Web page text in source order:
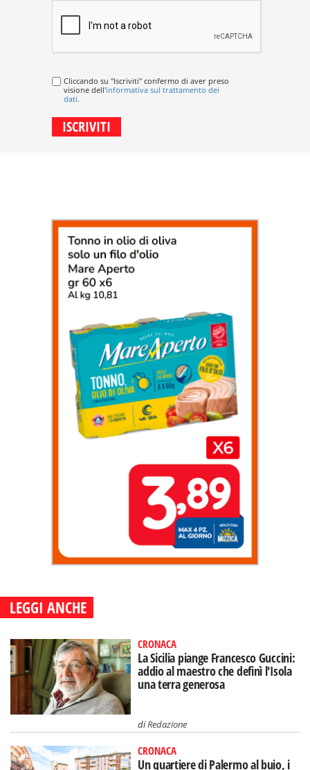
Cliccando su "Iscriviti" confermo di aver preso
visione dell'informativa sul trattamento dei
dati.
LEGGI ANCHE
CRONACA
La Sicilia piange Francesco Guccini:
addio al maestro che definì l'Isola
una terra generosa
diRedazione
CRONACA
Un quartiere di Palermo al buio, i